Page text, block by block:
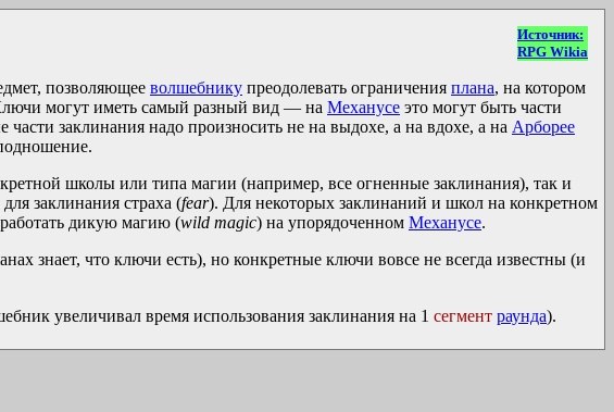
Источник:
RPG Wikia
позволяющее волшебнику преодолевать ограничения плана, на котором
могут иметь самый разный вид — на Механусе это могут быть части
части заклинания надо произносить не на выдохе, а на вдохе, а на Арборее
школы или типа магии (например, все огненные заклинания), так и
заклинания страха (fear). Для некоторых заклинаний и школ на конкретном
дикую магию (wild magic) на упорядоченном Механусе.
знает, что ключи есть), но конкретные ключи вовсе не всегда известны (и
увеличивал время использования заклинания на 1 сегмент раунда).